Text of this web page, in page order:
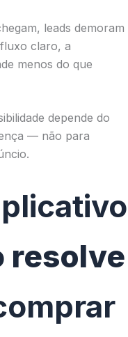
leads demoram
claro, a
menos do que
depende do
— não para
resolve